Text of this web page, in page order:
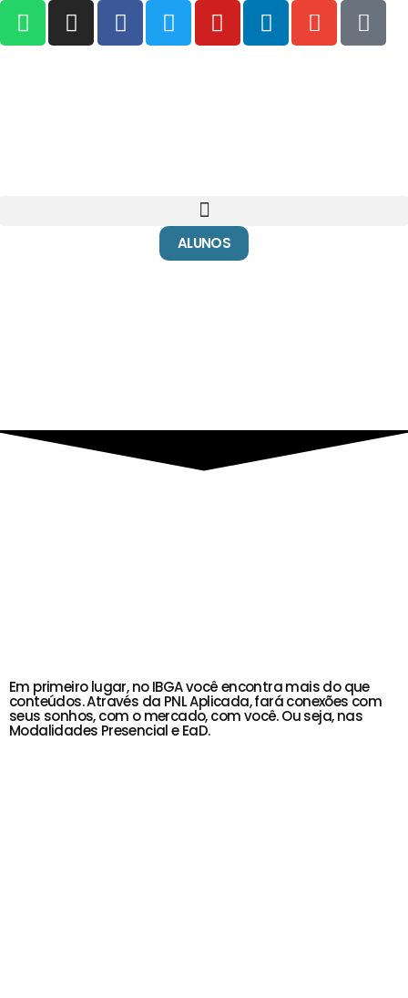
ALUNOS
Em primeiro lugar, no IBGA você encontra mais do que
conteúdos. Através da PNL Aplicada, fará conexões com
seus sonhos, com o mercado, com você. Ou seja, nas
Modalidades Presencial e EaD.